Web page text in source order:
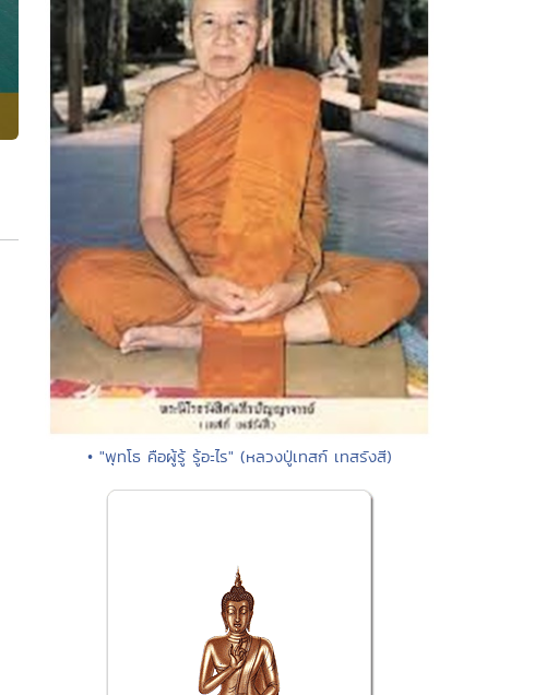
• "พุทโธ คือผู้รู้ รู้อะไร" (หลวงปู่เทสก์ เทสรังสี)